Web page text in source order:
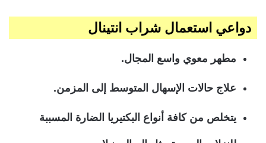
دواعي استعمال شراب انتينال
مطهر معوي واسع المجال.
علاج حالات الإسهال المتوسط إلى المزمن.
يتخلص من كافة أنواع البكتيريا الضارة المسببة